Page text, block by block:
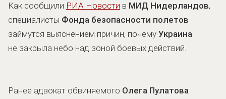
Как сообщили РИА Новости в МИД Нидерландов,
специалисты Фонда безопасности полетов
займутся выяснением причин, почему Украина
не закрыла небо над зоной боевых действий.
Ранее адвокат обвиняемого Олега Пулатова